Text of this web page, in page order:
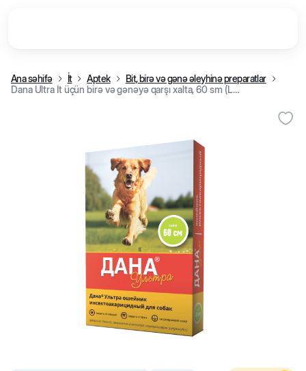
Ana səhifə İt Aptek
Bit, birə və gənə əleyhinə preparatlar
Dana Ultra İt üçün birə və gənəyə qarşı xalta, 60 sm (Laym)